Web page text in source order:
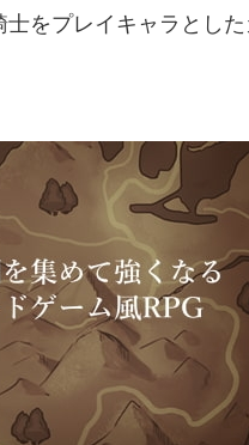
をプレイキャラとし